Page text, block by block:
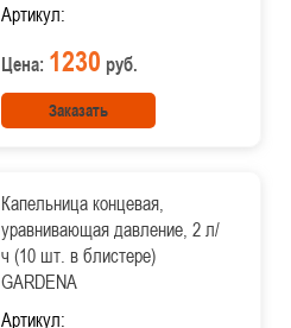
Артикул:
Цена: 1230 руб.
Заказать
Капельница концевая,
уравнивающая давление, 2 л/
ч (10 шт. в блистере)
GARDENA
Артикул: